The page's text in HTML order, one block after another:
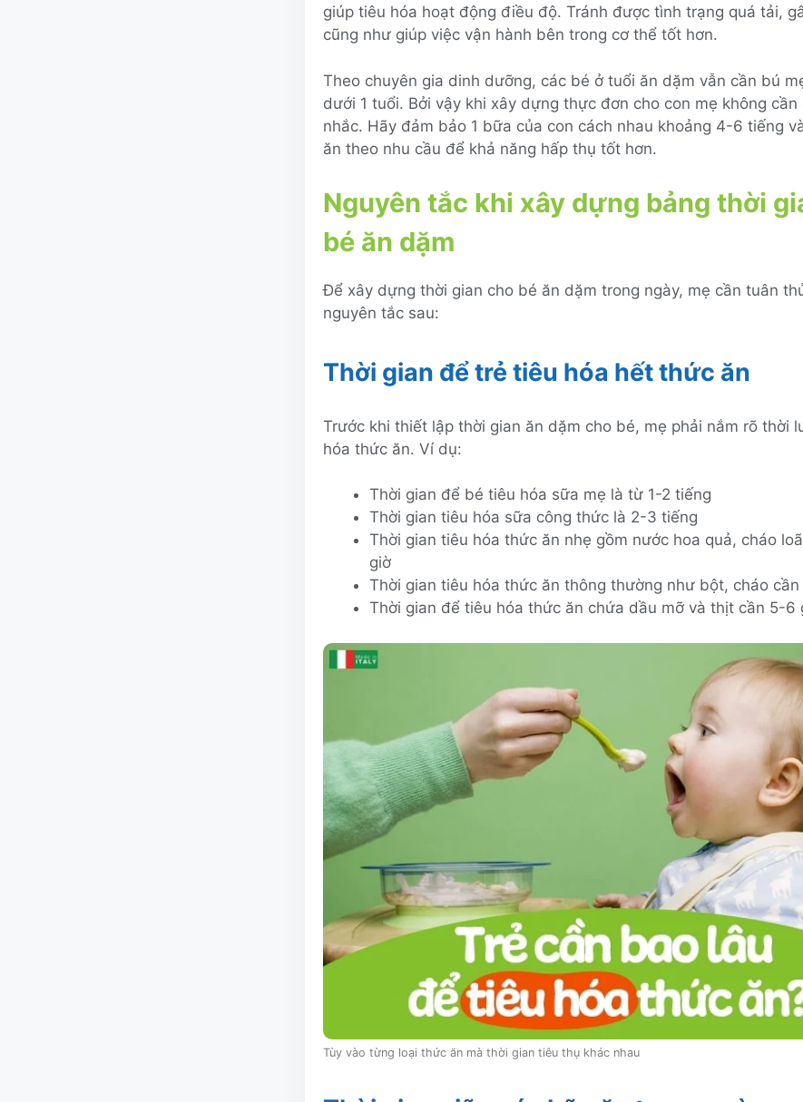
giúp tiêu hóa hoạt động điều độ. Tránh được tình trạng quá tải,
cũng như giúp việc vận hành bên trong cơ thể tốt hơn.
Theo chuyên gia dinh dưỡng, các bé ở tuổi ăn dặm vẫn cần bú
dưới 1 tuổi. Bởi vậy khi xây dựng thực đơn cho con mẹ không cần
nhắc. Hãy đảm bảo 1 bữa của con cách nhau khoảng 4-6 tiếng
ăn theo nhu cầu để khả năng hấp thụ tốt hơn.
Nguyên tắc khi xây dựng bảng thời
bé ăn dặm
Để xây dựng thời gian cho bé ăn dặm trong ngày, mẹ cần tuân
nguyên tắc sau:
Thời gian để trẻ tiêu hóa hết thức ăn
Trước khi thiết lập thời gian ăn dặm cho bé, mẹ phải nắm rõ thời
hóa thức ăn. Ví dụ:
Thời gian để bé tiêu hóa sữa mẹ là từ 1-2 tiếng
Thời gian tiêu hóa sữa công thức là 2-3 tiếng
Thời gian tiêu hóa thức ăn nhẹ gồm nước hoa quả, cháo
giờ
Thời gian tiêu hóa thức ăn thông thường như bột, cháo
Thời gian để tiêu hóa thức ăn chứa dầu mỡ và thịt cần 5-6
Tùy vào từng loại thức ăn mà thời gian tiêu thụ khác nhau